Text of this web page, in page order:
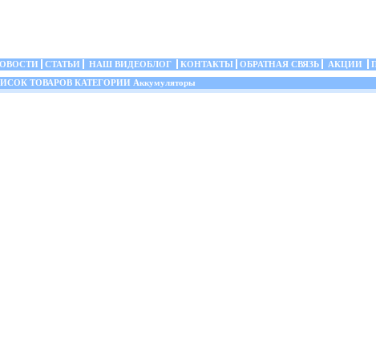
СТАТЬИ НАШ ВИДЕОБЛОГ КОНТАКТЫ ОБРАТНАЯ СВЯЗЬ АКЦИИ
ТОВАРОВ КАТЕГОРИИ Аккумуляторы